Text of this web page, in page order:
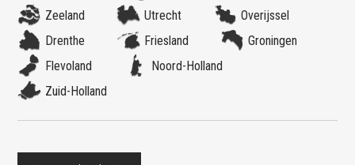
Zeeland
Utrecht
Overijssel
Drenthe
Friesland
Groningen
Flevoland
Noord-Holland
Zuid-Holland